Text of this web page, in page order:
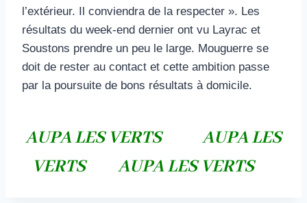
l’extérieur. Il conviendra de la respecter ». Les
résultats du week-end dernier ont vu Layrac et
Soustons prendre un peu le large. Mouguerre se
doit de rester au contact et cette ambition passe
par la poursuite de bons résultats à domicile.
AUPA LES VERTS AUPA LES
VERTS AUPA LES VERTS